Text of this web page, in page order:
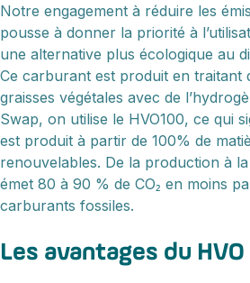
Notre engagement à réduire les
pousse à donner la priorité à
une alternative plus écologique au
Ce carburant est produit en traitant
graisses végétales avec de
Swap, on utilise le HVO100, ce qui
est produit à partir de 100% de
renouvelables. De la production à
émet 80 à 90 % de CO₂ en moins
carburants fossiles.
Les avantages du HVO